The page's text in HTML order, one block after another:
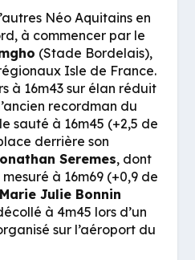
Néo Aquitains en
à commencer par le
(Stade Bordelais),
Isle de France.
à 16m43 sur élan réduit
recordman du
sauté à 16m45 (+2,5 de
derrière son
Seremes, dont
à 16m69 (+0,9 de
Marie Julie Bonnin
à 4m45 lors d’un
sur l’aéroport du